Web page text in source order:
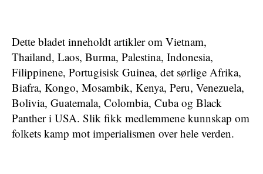
Dette bladet inneholdt artikler om Vietnam,
Thailand, Laos, Burma, Palestina, Indonesia,
Filippinene, Portugisisk Guinea, det sørlige Afrika,
Biafra, Kongo, Mosambik, Kenya, Peru, Venezuela,
Bolivia, Guatemala, Colombia, Cuba og Black
Panther i USA. Slik fikk medlemmene kunnskap om
folkets kamp mot imperialismen over hele verden.